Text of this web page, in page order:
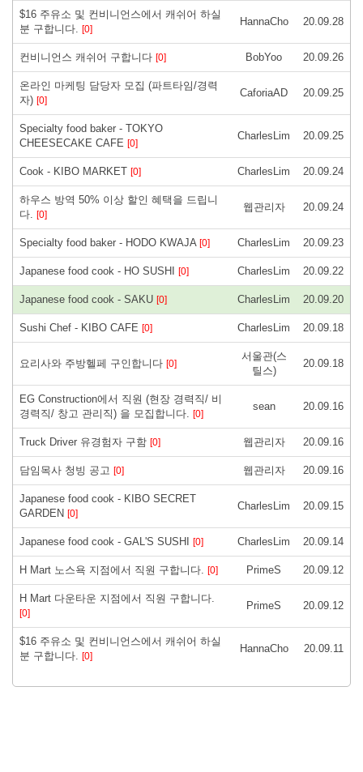
$16 주유소 및 컨비니언스에서 캐쉬어 하실
분 구합니다. [0]
HannaCho 20.09.28
컨비니언스 캐쉬어 구합니다 [0] BobYoo 20.09.26
온라인 마케팅 담당자 모집 (파트타임/경력
자) [0]
CaforiaAD 20.09.25
Specialty food baker - TOKYO
CHEESECAKE CAFE [0]
CharlesLim 20.09.25
Cook - KIBO MARKET [0] CharlesLim 20.09.24
하우스 방역 50% 이상 할인 혜택을 드립니
다. [0]
웹관리자 20.09.24
Specialty food baker - HODO KWAJA [0] CharlesLim 20.09.23
Japanese food cook - HO SUSHI [0] CharlesLim 20.09.22
Japanese food cook - SAKU [0] CharlesLim 20.09.20
Sushi Chef - KIBO CAFE [0] CharlesLim 20.09.18
요리사와 주방헬페 구인합니다 [0]
서울관(스
틸스)
20.09.18
EG Construction에서 직원 (현장 경력직/ 비
경력직/ 창고 관리직) 을 모집합니다. [0]
sean 20.09.16
Truck Driver 유경험자 구함 [0] 웹관리자 20.09.16
담임목사 청빙 공고 [0] 웹관리자 20.09.16
Japanese food cook - KIBO SECRET
GARDEN [0]
CharlesLim 20.09.15
Japanese food cook - GAL'S SUSHI [0] CharlesLim 20.09.14
H Mart 노스욕 지점에서 직원 구합니다. [0] PrimeS 20.09.12
H Mart 다운타운 지점에서 직원 구합니다.
[0]
PrimeS 20.09.12
$16 주유소 및 컨비니언스에서 캐쉬어 하실
분 구합니다. [0]
HannaCho 20.09.11